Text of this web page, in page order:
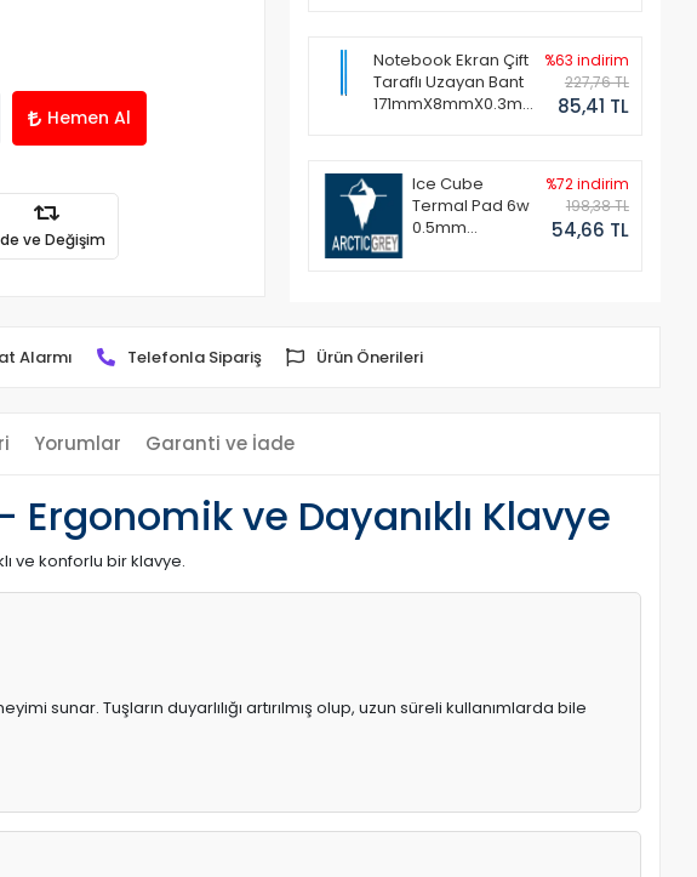
Hemen Al
ve Değişim
Notebook Ekran Çift
Taraflı Uzayan Bant
171mmX8mmX0.3mm
%63 indirim
227,76 TL
85,41 TL
Ice Cube
Termal Pad 6w
0.5mm
%72 indirim
198,38 TL
54,66 TL
Alarmı Telefonla Sipariş Ürün Önerileri
Yorumlar Garanti ve İade
Ergonomik ve Dayanıklı Klavye
ve konforlu bir klavye.
sunar. Tuşların duyarlılığı artırılmış olup, uzun süreli kullanımlarda bile